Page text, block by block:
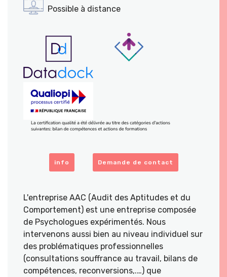
Possible à distance
info Demande de contact
L'entreprise AAC (Audit des Aptitudes et du
Comportement) est une entreprise composée
de Psychologues expérimentés. Nous
intervenons aussi bien au niveau individuel sur
des problématiques professionnelles
(consultations souffrance au travail, bilans de
compétences, reconversions,.…) que